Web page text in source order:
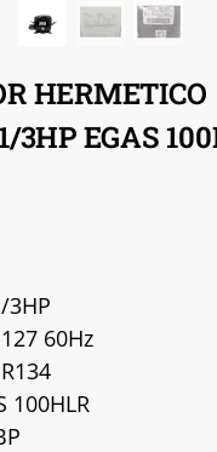
HERMETICO
3HP EGAS
60Hz
100HLR